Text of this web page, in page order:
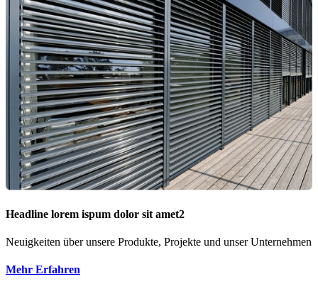
Headline lorem ispum dolor sit amet2
Neuigkeiten über unsere Produkte, Projekte und unser Unternehmen
Mehr Erfahren